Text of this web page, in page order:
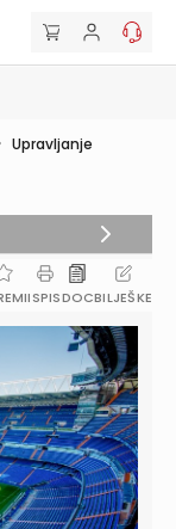
Upravljanje
ISPISDOCBILJEŠKE